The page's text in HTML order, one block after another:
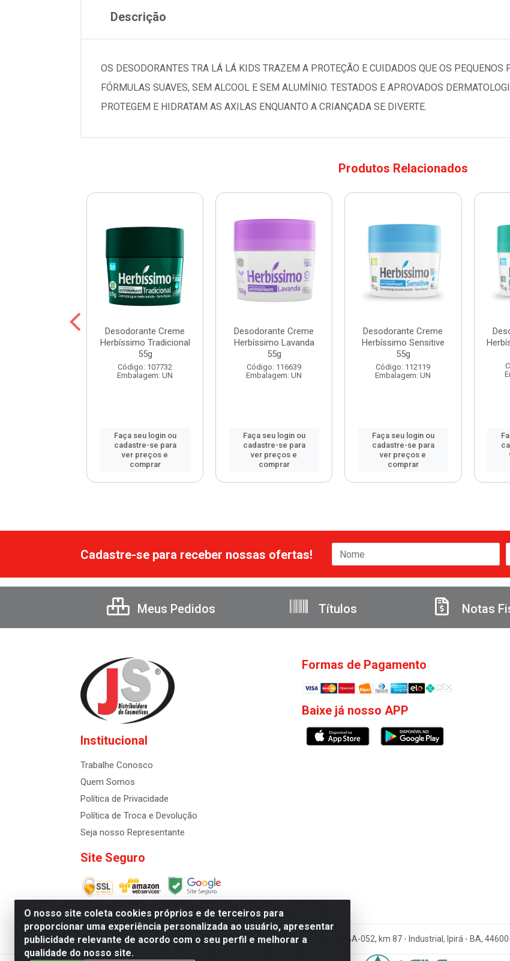
Descrição
OS DESODORANTES TRA LÁ LÁ KIDS TRAZEM A PROTEÇÃO E CUIDADOS QUE OS
FÓRMULAS SUAVES, SEM ALCOOL E SEM ALUMÍNIO. TESTADOS E APROVADOS
PROTEGEM E HIDRATAM AS AXILAS ENQUANTO A CRIANÇADA SE DIVERTE.
Produtos Relacionados
Desodorante Creme
Herbíssimo Tradicional
55g
Código: 107732
Embalagem: UN
Faça seu login ou
cadastre-se para
ver preços e
comprar
Desodorante Creme
Herbíssimo Lavanda
55g
Código: 116639
Embalagem: UN
Faça seu login ou
cadastre-se para
ver preços e
comprar
Desodorante Creme
Herbíssimo Sensitive
55g
Código: 112119
Embalagem: UN
Faça seu login ou
cadastre-se para
ver preços e
comprar
O nosso site coleta cookies próprios e de terceiros para
proporcionar uma experiência personalizada ao usuário, apresentar
publicidade relevante de acordo com o seu perfil e melhorar a
qualidade do nosso site.
Cadastre-se para receber nossas ofertas!
Meus Pedidos Títulos Notas
Institucional
Trabalhe Conosco
Quem Somos
Política de Privacidade
Política de Troca e Devolução
Seja nosso Representante
Site Seguro
Formas de Pagamento
Baixe já nosso APP
Distribuidora de Cosméticos Antoneto LTDA - BA-052, km 87 - Industrial, Ipirá - BA,